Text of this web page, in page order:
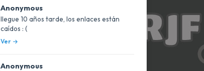
Anonymous
llegue 10 años tarde, los enlaces están
caídos : (
Ver
Anonymous